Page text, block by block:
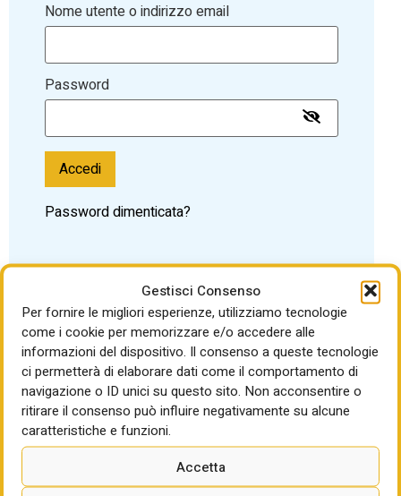
Gestisci Consenso
Per fornire le migliori esperienze, utilizziamo tecnologie
come i cookie per memorizzare e/o accedere alle
informazioni del dispositivo. Il consenso a queste tecnologie
ci permetterà di elaborare dati come il comportamento di
navigazione o ID unici su questo sito. Non acconsentire o
ritirare il consenso può influire negativamente su alcune
caratteristiche e funzioni.
Accetta
Nome utente o indirizzo email
Password
Accedi
Password dimenticata?
LEGGI ANCHE
Tar Catania conferma la funzione
suppletiva temporanea di Consip: obbligo di
inserire nei contratti con i fornitori clausola
di cedevolezza nel caso la gara regionale
arrivi al traguardo
di Gabriella Sparano